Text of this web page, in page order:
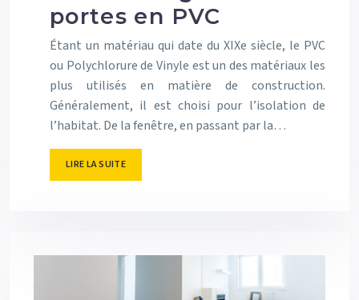
portes en PVC
Étant un matériau qui date du XIXe siècle, le PVC
ou Polychlorure de Vinyle est un des matériaux les
plus utilisés en matière de construction.
Généralement, il est choisi pour l’isolation de
l’habitat. De la fenêtre, en passant par la…
LIRE LA SUITE